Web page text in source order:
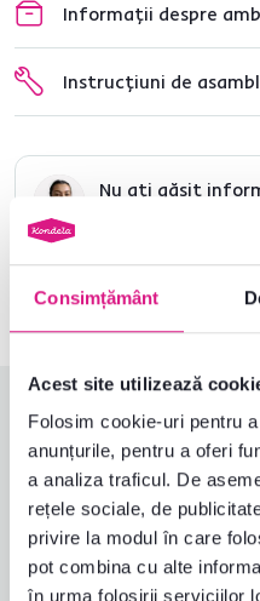
Consimțământ
Acest site utilizează
Folosim cookie-uri pentru
anunțurile, pentru a oferi
a analiza traficul. De
rețele sociale, de
privire la modul în care
pot combina cu alte
în urma folosirii serviciilor
Informații despre
Instrucțiuni de
Nu ați găsit
0040 359 228
Evaluări produs
4,6
3recenzii
Ușurința
Calitatea
Ambalarea
Raport